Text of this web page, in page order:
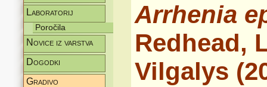
Laboratorij
Poročila
Novice iz varstva
Dogodki
Gradivo
Arrhenia
Redhead,
Vilgalys